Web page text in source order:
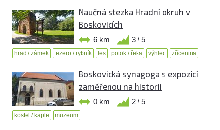
Naučná stezka Hradní okruh v
Boskovicích
6 km 3 / 5
hrad / zámek jezero / rybník les potok / řeka výhled zřícenina
Boskovická synagoga s expozicí
zaměřenou na historii
0 km 2 / 5
kostel / kaple muzeum